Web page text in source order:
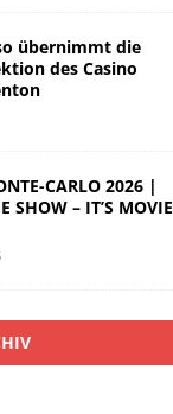
übernimmt die
des Casino
CARLO 2026 |
SHOW – IT’S MOVIE